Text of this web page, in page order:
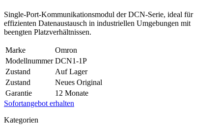
Single-Port-Kommunikationsmodul der DCN-Serie, ideal für
effizienten Datenaustausch in industriellen Umgebungen mit
beengten Platzverhältnissen.
Marke
Omron
Modellnummer DCN1-1P
Zustand
Auf Lager
Zustand
Neues Original
Garantie
12 Monate
Sofortangebot erhalten
Kategorien